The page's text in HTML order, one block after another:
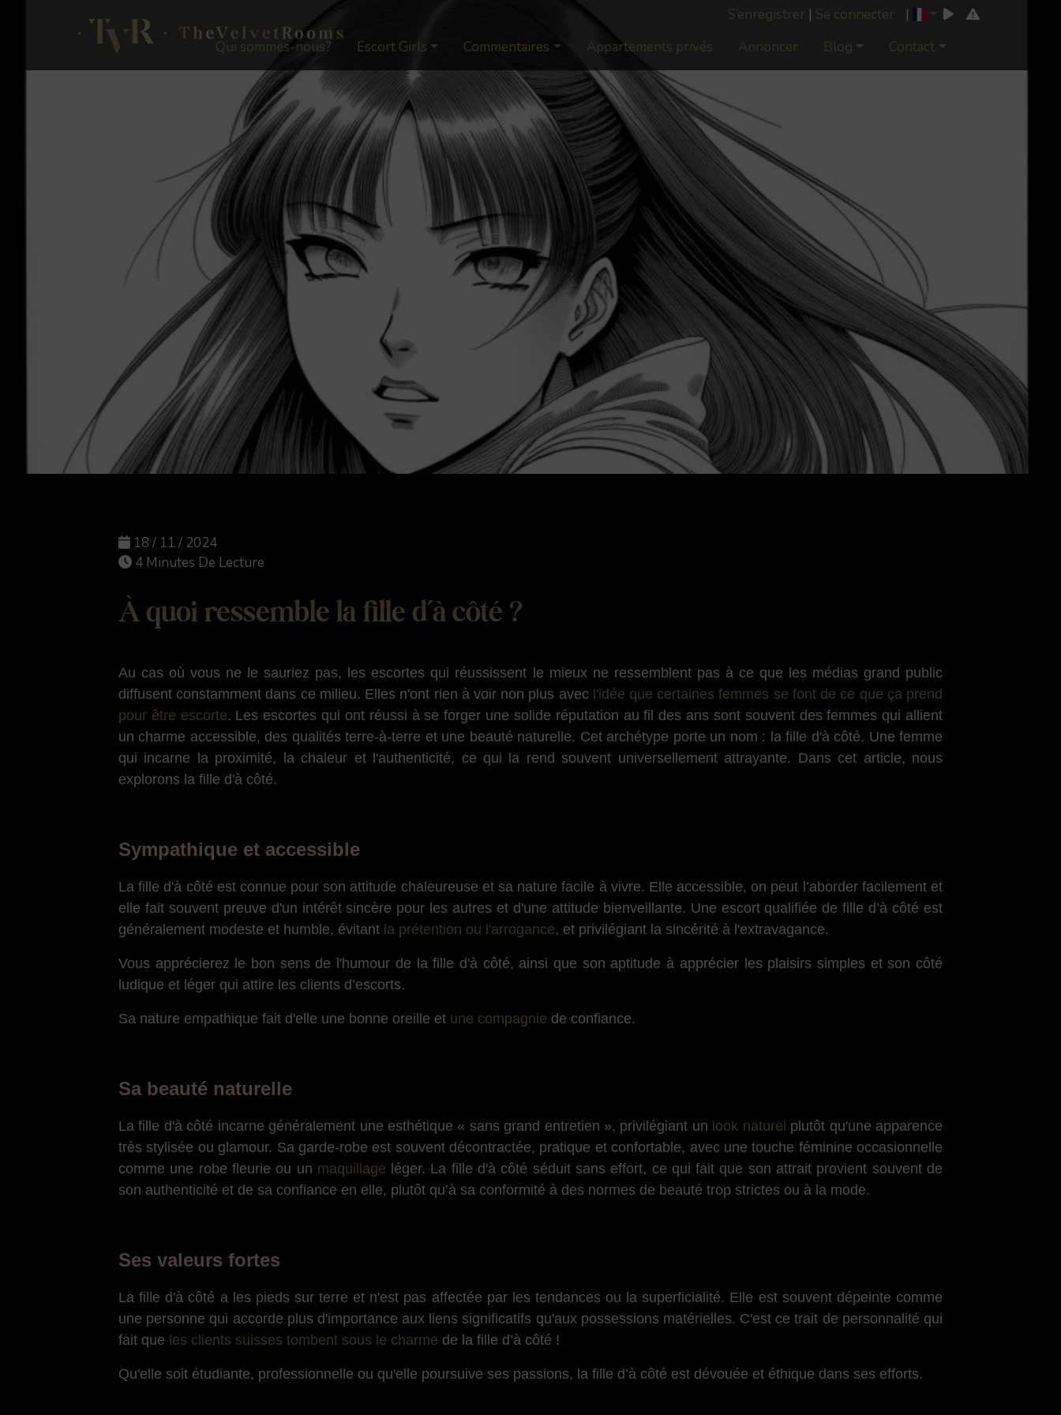
S’enregistrer | Se connecter
|
Qui sommes-nous?
Escort Girls Commentaires Appartements privés Annoncer Blog Contact
18 / 11 / 2024
4 Minutes De Lecture
À quoi ressemble la fille d’à côté ?
Au cas où vous ne le sauriez pas, les escortes qui réussissent le mieux ne ressemblent pas à ce que les médias grand public
diffusent constamment dans ce milieu. Elles n'ont rien à voir non plus avec l'idée que certaines femmes se font de ce que ça prend
pour être escorte. Les escortes qui ont réussi à se forger une solide réputation au fil des ans sont souvent des femmes qui allient
un charme accessible, des qualités terre-à-terre et une beauté naturelle. Cet archétype porte un nom : la fille d'à côté. Une femme
qui incarne la proximité, la chaleur et l'authenticité, ce qui la rend souvent universellement attrayante. Dans cet article, nous
explorons la fille d'à côté.
Sympathique et accessible
La fille d'à côté est connue pour son attitude chaleureuse et sa nature facile à vivre. Elle accessible, on peut l’aborder facilement et
elle fait souvent preuve d'un intérêt sincère pour les autres et d'une attitude bienveillante. Une escort qualifiée de fille d’à côté est
généralement modeste et humble, évitant la prétention ou l'arrogance, et privilégiant la sincérité à l'extravagance.
Vous apprécierez le bon sens de l'humour de la fille d'à côté, ainsi que son aptitude à apprécier les plaisirs simples et son côté
ludique et léger qui attire les clients d’escorts.
Sa nature empathique fait d'elle une bonne oreille et une compagnie de confiance.
Sa beauté naturelle
La fille d'à côté incarne généralement une esthétique « sans grand entretien », privilégiant un look naturel plutôt qu'une apparence
très stylisée ou glamour. Sa garde-robe est souvent décontractée, pratique et confortable, avec une touche féminine occasionnelle
comme une robe fleurie ou un maquillage léger. La fille d'à côté séduit sans effort, ce qui fait que son attrait provient souvent de
son authenticité et de sa confiance en elle, plutôt qu’à sa conformité à des normes de beauté trop strictes ou à la mode.
Ses valeurs fortes
La fille d'à côté a les pieds sur terre et n'est pas affectée par les tendances ou la superficialité. Elle est souvent dépeinte comme
une personne qui accorde plus d'importance aux liens significatifs qu'aux possessions matérielles. C'est ce trait de personnalité qui
fait que les clients suisses tombent sous le charme de la fille d’à côté !
Qu'elle soit étudiante, professionnelle ou qu'elle poursuive ses passions, la fille d’à côté est dévouée et éthique dans ses efforts.